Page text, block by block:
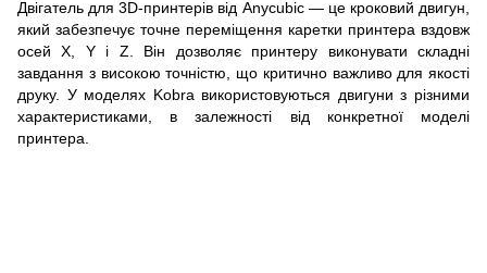
Двігатель для 3D-принтерів від Anycubic — це кроковий двигун,
який забезпечує точне переміщення каретки принтера вздовж
осей X, Y і Z. Він дозволяє принтеру виконувати складні
завдання з високою точністю, що критично важливо для якості
друку. У моделях Kobra використовуються двигуни з різними
характеристиками, в залежності від конкретної моделі
принтера.